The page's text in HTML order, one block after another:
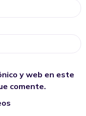
y web en este
comente.